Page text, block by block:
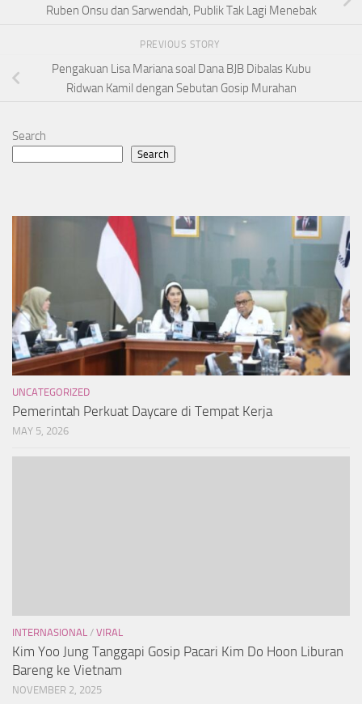
Ruben Onsu dan Sarwendah, Publik Tak Lagi Menebak
PREVIOUS STORY
Pengakuan Lisa Mariana soal Dana BJB Dibalas Kubu
Ridwan Kamil dengan Sebutan Gosip Murahan
Search
Search
UNCATEGORIZED
Pemerintah Perkuat Daycare di Tempat Kerja
MAY 5, 2026
INTERNASIONAL / VIRAL
Kim Yoo Jung Tanggapi Gosip Pacari Kim Do Hoon Liburan
Bareng ke Vietnam
NOVEMBER 2, 2025